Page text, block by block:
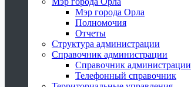
Мэр города Орла
Полномочия
Отчеты
Структура администрации
Справочник администрации
Справочник администрации
Телефонный справочник